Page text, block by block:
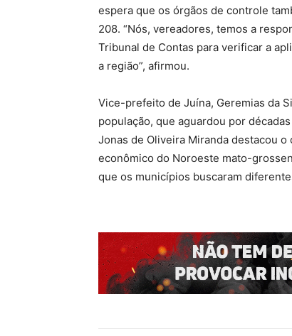
espera que os órgãos de controle
208. “Nós, vereadores, temos a
Tribunal de Contas para verificar a
a região”, afirmou.
Vice-prefeito de Juína, Geremias da
população, que aguardou por
Jonas de Oliveira Miranda destacou
econômico do Noroeste mato-
que os municípios buscaram